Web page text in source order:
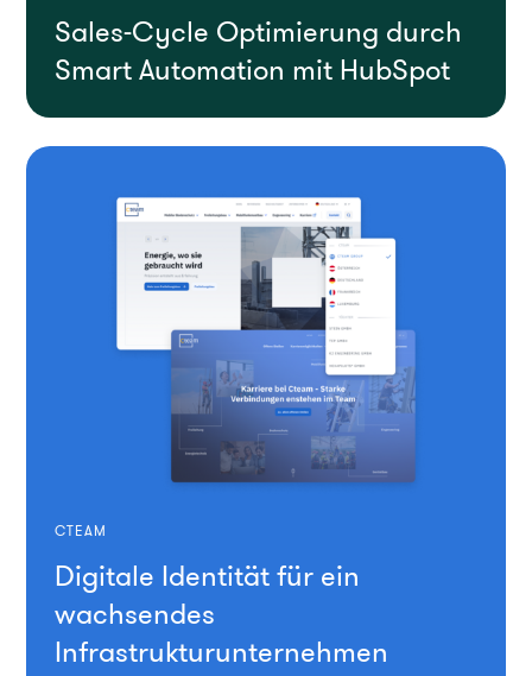
Sales-Cycle Optimierung durch
Smart Automation mit HubSpot
CTEAM
Digitale Identität für ein
wachsendes
Infrastrukturunternehmen